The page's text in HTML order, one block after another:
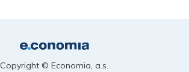
Copyright © Economia, a.s.